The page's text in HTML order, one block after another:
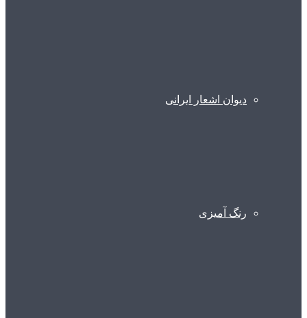
دیوان اشعار ایرانی
رنگ آمیزی